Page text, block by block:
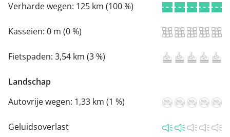
Verharde wegen: 125 km (100 %)
Kasseien: 0 m (0 %)
Fietspaden: 3,54 km (3 %)
Landschap
Autovrije wegen: 1,33 km (1 %)
Geluidsoverlast